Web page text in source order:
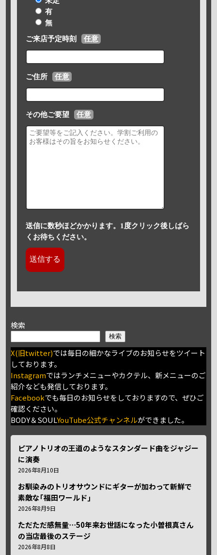
有
無
ご来店予定時刻 任意
ご住所 任意
その他ご要望 任意
送信に数秒ほどかかります。1度クリック後しばら
くお待ちください。
検索
検索
X(旧twitter)では毎日の細かなライブのお知らせをツイート
しております。
Instagramではランチメニューやカクテル、新メニューのご
紹介なども発信しております。
Facebookでも毎日のお知らせをしておりますので、ぜひご
確認ください。
BODY＆SOULYouTube公式チャンネルができました。
ピアノトリオの王道のようなスタンダード曲をジャジー
に演奏
2026年8月10日
お馴染みのトリオサウンドにギターが加わって新鮮で
素敵な｢福田ワールド｣
2026年8月9日
ただただ感無量⋯50年来お世話になった小曽根真さん
の当店最後のステージ
2026年8月8日